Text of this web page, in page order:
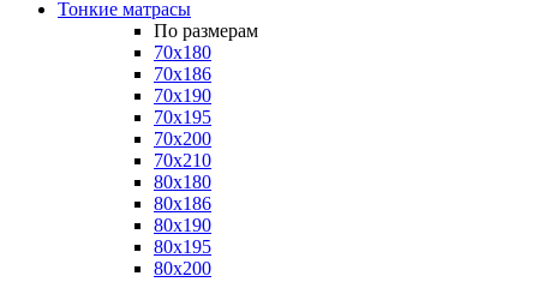
Тонкие матрасы
По размерам
70x180
70x186
70x190
70x195
70x200
70x210
80x180
80x186
80x190
80x195
80x200